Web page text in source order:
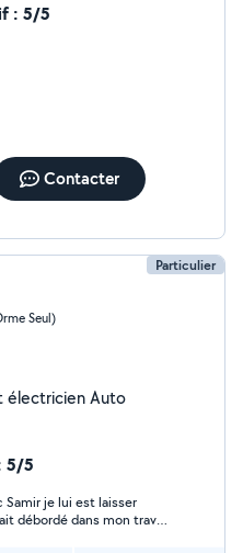
: 5/5
Contacter
Particulier
Seul)
électricien Auto
5/5
laisser
débordé dans mon travail